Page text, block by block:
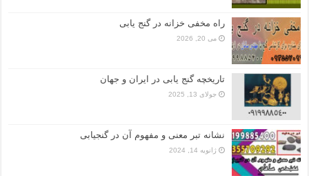
راه مخفی خزانه در گنج یابی
می 20, 2026
تاریخچه گنج‌ یابی در ایران و جهان
جولای 13, 2025
نشانه تبر معنی و مفهوم آن در گنجیابی
ژانویه 14, 2024